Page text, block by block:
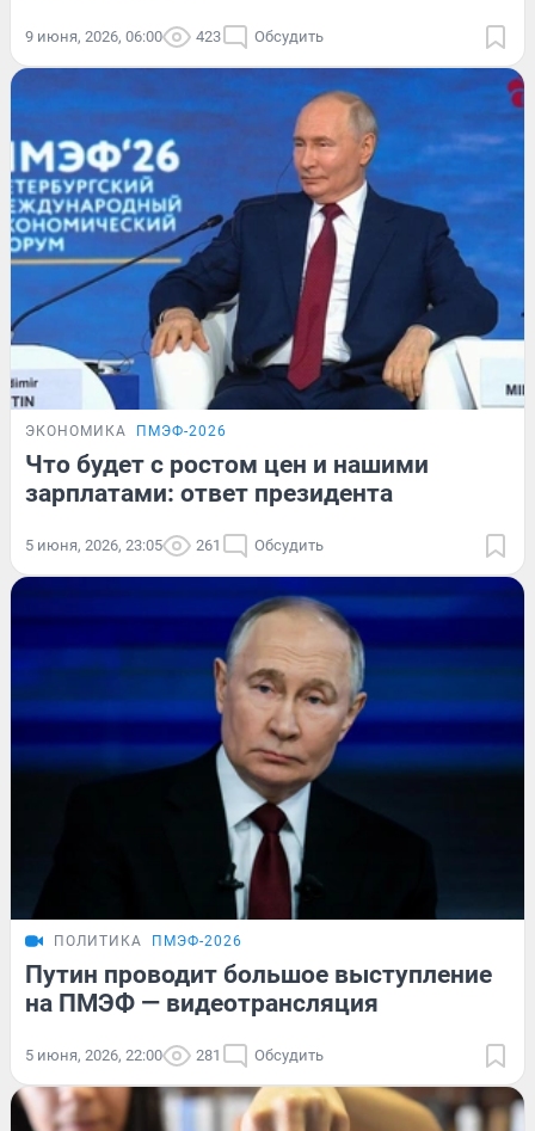
9 июня, 2026, 06:00 423 Обсудить
ЭКОНОМИКА ПМЭФ-2026
Что будет с ростом цен и нашими
зарплатами: ответ президента
5 июня, 2026, 23:05 261 Обсудить
ПОЛИТИКА ПМЭФ-2026
Путин проводит большое выступление
на ПМЭФ — видеотрансляция
5 июня, 2026, 22:00 281 Обсудить